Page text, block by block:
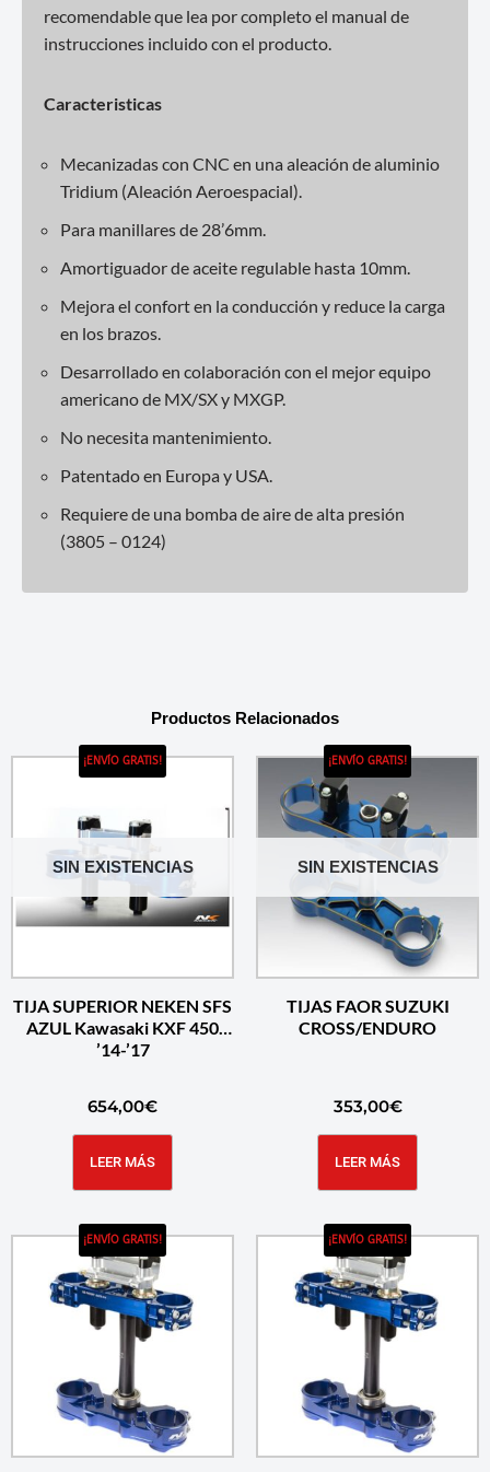
recomendable que lea por completo el manual de
instrucciones incluido con el producto.
Caracteristicas
Mecanizadas con CNC en una aleación de aluminio
Tridium (Aleación Aeroespacial).
Para manillares de 28’6mm.
Amortiguador de aceite regulable hasta 10mm.
Mejora el confort en la conducción y reduce la carga
en los brazos.
Desarrollado en colaboración con el mejor equipo
americano de MX/SX y MXGP.
No necesita mantenimiento.
Patentado en Europa y USA.
Requiere de una bomba de aire de alta presión
(3805 – 0124)
Productos Relacionados
SIN EXISTENCIAS
¡ENVÍO GRATIS!
TIJA SUPERIOR NEKEN SFS
AZUL Kawasaki KXF 450
’14-’17
654,00€
LEER MÁS
SIN EXISTENCIAS
¡ENVÍO GRATIS!
TIJAS FAOR SUZUKI
CROSS/ENDURO
353,00€
LEER MÁS
¡ENVÍO GRATIS! ¡ENVÍO GRATIS!